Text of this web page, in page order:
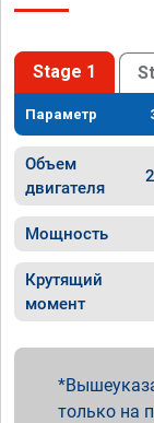
Stage 1
Параметр
Объем
двигателя
Мощность
Крутящий
момент
только на